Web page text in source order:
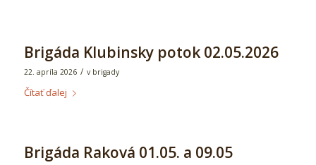
Brigáda Klubinsky potok 02.05.2026
22. apríla 2026 / v brigady
Čítať ďalej
Brigáda Raková 01.05. a 09.05